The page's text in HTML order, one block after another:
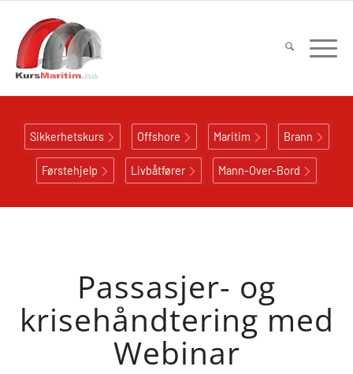
Sikkerhetskurs Offshore Maritim Brann
Førstehjelp Livbåtfører Mann-Over-Bord
Passasjer- og
krisehåndtering med
Webinar